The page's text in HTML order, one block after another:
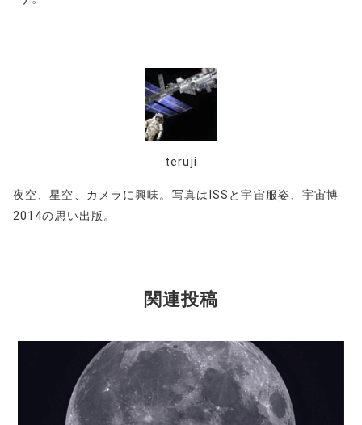
teruji
夜空、星空、カメラに興味。写真はISSと宇宙服姿、宇宙博
2014の思い出版。
関連投稿